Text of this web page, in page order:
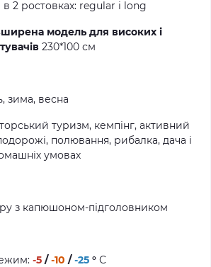
2 ростовках: regular і long
модель для високих і
230*100 см
зима, весна
туризм, кемпінг, активний
полювання, рибалка, дача і
умовах
з капюшоном-підголовником
-5 /-10 /-25 ° С